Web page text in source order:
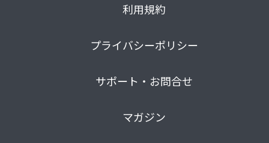
利用規約
プライバシーポリシー
サポート・お問合せ
マガジン